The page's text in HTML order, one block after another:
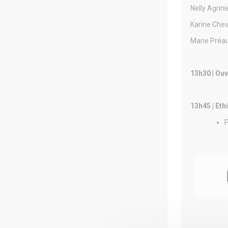
Nelly
Karine
Marie
13h30 |
13h45 |